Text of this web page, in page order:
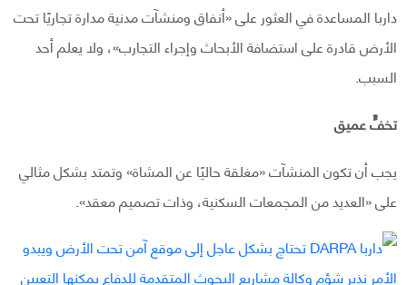
داربا المساعدة في العثور على «أنفاق ومنشآت مدنية مدارة تجاريًا تحت
الأرض قادرة على استضافة الأبحاث وإجراء التجارب»، ولا يعلم أحد
السبب.
تخفٍّ عميق
يجب أن تكون المنشآت «مغلقة حاليًا عن المشاة» وتمتد بشكل مثالي
على «العديد من المجمعات السكنية، وذات تصميم معقد».